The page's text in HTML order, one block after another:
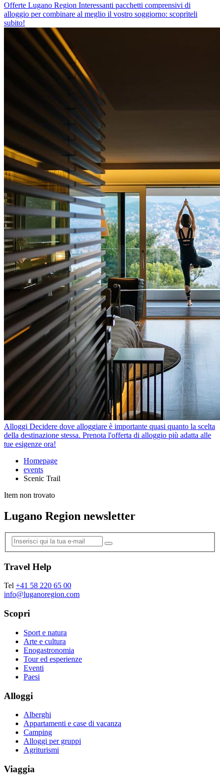
Offerte Lugano Region Interessanti pacchetti comprensivi di
alloggio per combinare al meglio il vostro soggiorno: scopriteli
subito!
Alloggi Decidere dove alloggiare è importante quasi quanto la scelta
della destinazione stessa. Prenota l'offerta di alloggio più adatta alle
tue esigenze ora!
Homepage
events
Scenic Trail
Item non trovato
Lugano Region newsletter
Travel Help
Tel +41 58 220 65 00
info@luganoregion.com
Scopri
Sport e natura
Arte e cultura
Enogastronomia
Tour ed esperienze
Eventi
Paesi
Alloggi
Alberghi
Appartamenti e case di vacanza
Camping
Alloggi per gruppi
Agriturismi
Viaggia